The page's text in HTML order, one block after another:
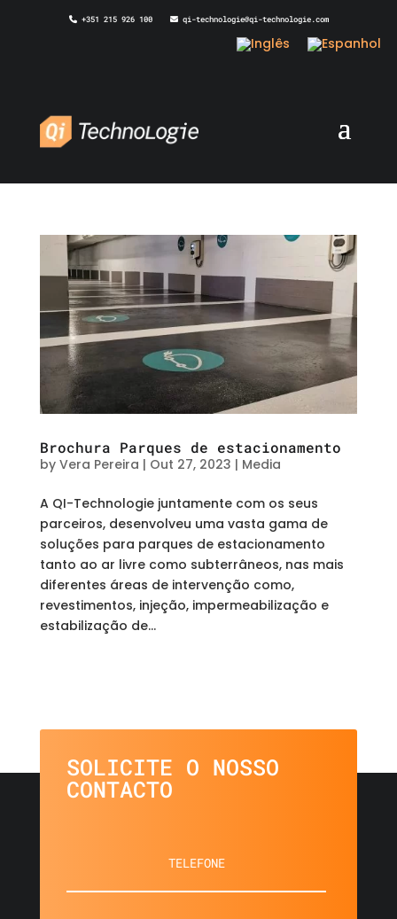
+351 215 926 100 qi-technologie@qi-technologie.com
Brochura Parques de estacionamento
by Vera Pereira | Out 27, 2023 | Media
A QI-Technologie juntamente com os seus
parceiros, desenvolveu uma vasta gama de
soluções para parques de estacionamento
tanto ao ar livre como subterrâneos, nas mais
diferentes áreas de intervenção como,
revestimentos, injeção, impermeabilização e
estabilização de...
SOLICITE O NOSSO
CONTACTO